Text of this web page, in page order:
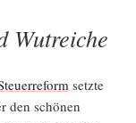
Wutreiche
setz­te
den schö­nen